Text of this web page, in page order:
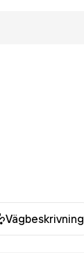
Vägbeskrivning